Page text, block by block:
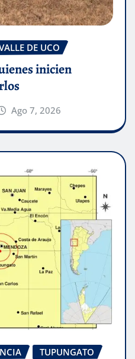
DE UCO
inicien
Ago 7, 2026
TUPUNGATO